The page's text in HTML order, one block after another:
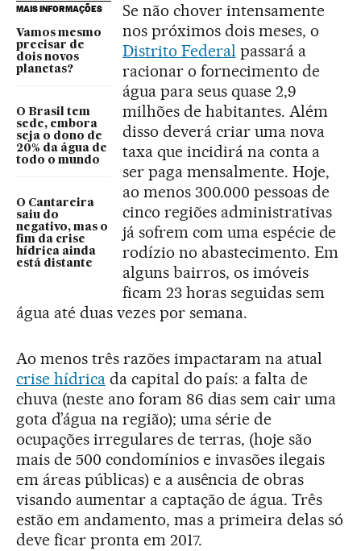
MAIS INFORMAÇÕES
Vamos mesmo
precisar de
dois novos
planetas?
O Brasil tem
sede, embora
seja o dono de
20% da água de
todo o mundo
O Cantareira
saiu do
negativo, mas o
fim da crise
hídrica ainda
está distante
Se não chover intensamente
nos próximos dois meses, o
Distrito Federal passará a
racionar o fornecimento de
água para seus quase 2,9
milhões de habitantes. Além
disso deverá criar uma nova
taxa que incidirá na conta a
ser paga mensalmente. Hoje,
ao menos 300.000 pessoas de
cinco regiões administrativas
já sofrem com uma espécie de
rodízio no abastecimento. Em
alguns bairros, os imóveis
ficam 23 horas seguidas sem
água até duas vezes por semana.
Ao menos três razões impactaram na atual
crise hídricada capital do país: a falta de
chuva (neste ano foram 86 dias sem cair uma
gota d’água na região); uma série de
ocupações irregulares de terras, (hoje são
mais de 500 condomínios e invasões ilegais
em áreas públicas) e a ausência de obras
visando aumentar a captação de água. Três
estão em andamento, mas a primeira delas só
deve ficar pronta em 2017.